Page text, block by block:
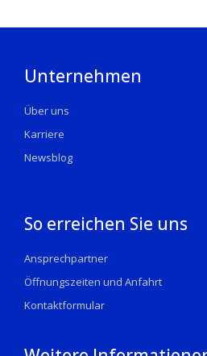
Unternehmen
Über uns
Karriere
Newsblog
So erreichen Sie uns
Ansprechpartner
Öffnungszeiten und Anfahrt
Kontaktformular